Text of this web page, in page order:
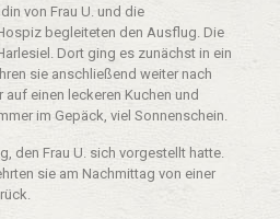
von Frau U. und die
begleiteten den Ausflug. Die
Dort ging es zunächst in ein
sie anschließend weiter nach
einen leckeren Kuchen und
im Gepäck, viel Sonnenschein.
den Frau U. sich vorgestellt hatte.
sie am Nachmittag von einer